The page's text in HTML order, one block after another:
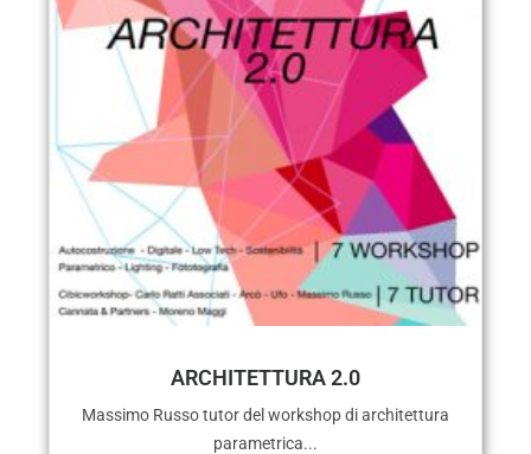
ARCHITETTURA 2.0
Massimo Russo tutor del workshop di architettura
parametrica...